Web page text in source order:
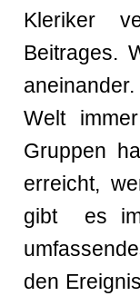
Kleriker
Beitrages.
Welt
Gruppen
erreicht,
gibt es
den